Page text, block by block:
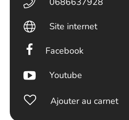
Site internet
Facebook
Youtube
Ajouter au carnet